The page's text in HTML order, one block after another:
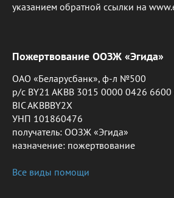
указанием обратной ссылки на
Пожертвование ООЗЖ «Эгида»
ОАО «Беларусбанк», ф-л №500
р/с BY21 AKBB 3015 0000 0426 6600
BIC AKBBBY2X
УНП 101860476
получатель: ООЗЖ «Эгида»
назначение: пожертвование
Все виды помощи